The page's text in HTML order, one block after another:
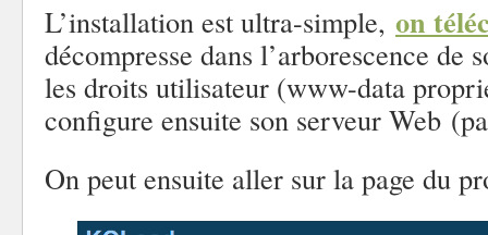
L’installation est ultra-simple, on
décompresse dans l’arborescence de
les droits utilisateur (www-data
configure ensuite son serveur Web
On peut ensuite aller sur la page du